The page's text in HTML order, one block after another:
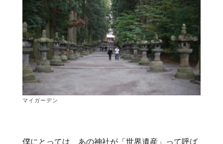
マイガーデン
僕にとっては、あの神社が「世界遺産」って呼ば